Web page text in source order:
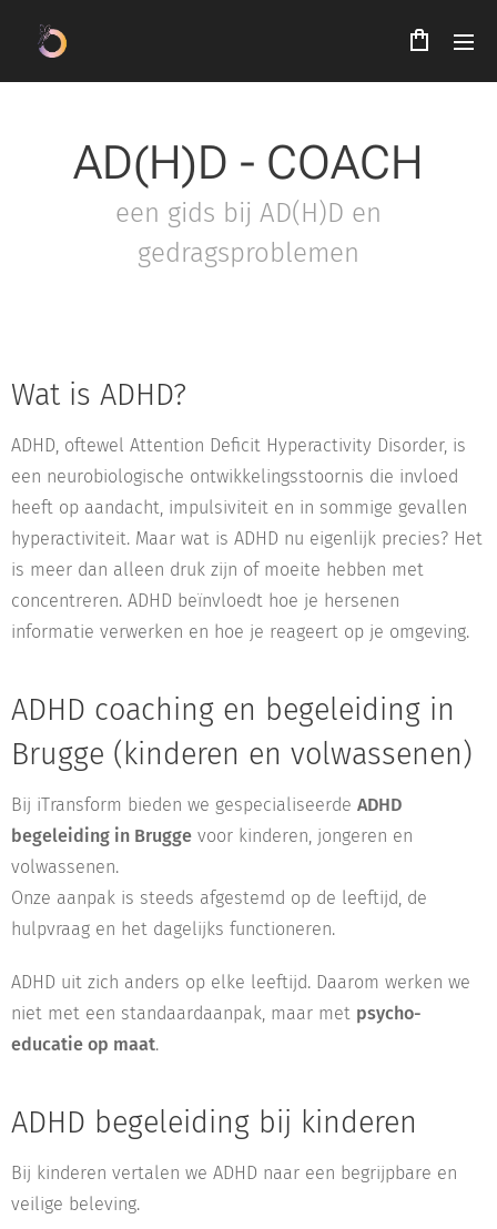
AD(H)D - COACH
een gids bij AD(H)D en
gedragsproblemen
Wat is ADHD?
ADHD, oftewel Attention Deficit Hyperactivity Disorder, is
een neurobiologische ontwikkelingsstoornis die invloed
heeft op aandacht, impulsiviteit en in sommige gevallen
hyperactiviteit. Maar wat is ADHD nu eigenlijk precies? Het
is meer dan alleen druk zijn of moeite hebben met
concentreren. ADHD beïnvloedt hoe je hersenen
informatie verwerken en hoe je reageert op je omgeving.
ADHD coaching en begeleiding in
Brugge (kinderen en volwassenen)
Bij iTransform bieden we gespecialiseerde ADHD
begeleiding in Brugge voor kinderen, jongeren en
volwassenen.
Onze aanpak is steeds afgestemd op de leeftijd, de
hulpvraag en het dagelijks functioneren.
ADHD uit zich anders op elke leeftijd. Daarom werken we
niet met een standaardaanpak, maar met psycho-
educatie op maat.
ADHD begeleiding bij kinderen
Bij kinderen vertalen we ADHD naar een begrijpbare en
veilige beleving.